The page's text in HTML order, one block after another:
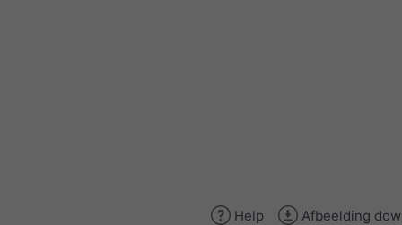
Help Afbeelding